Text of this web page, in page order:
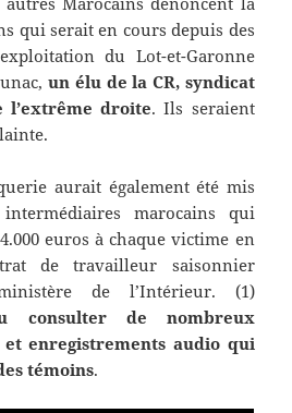
qui serait en cours depuis des
du Lot-et-Garonne
un élu de la CR, syndicat
l’extrême droite. Ils seraient
aurait également été mis
marocains qui
euros à chaque victime en
de travailleur saisonnier
de l’Intérieur. (1)
consulter de nombreux
et enregistrements audio qui
témoins.